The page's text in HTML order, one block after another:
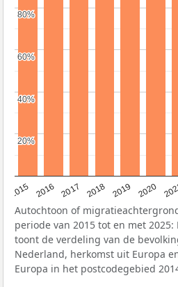
2015 2016 2017 2018 2019 2020
20%
20%
40%
40%
60%
60%
80%
80%
Autochtoon of
periode van 2015 tot en met
toont de verdeling van de
Nederland, herkomst uit Europa
Europa in het postcodegebied